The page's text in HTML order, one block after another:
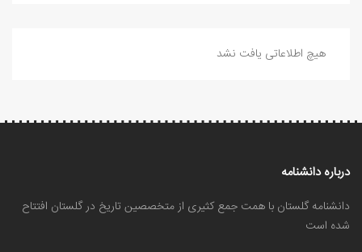
هیچ اطلاعاتی یافت نشد
درباره دانشنامه
دانشنامه گلستان با همت جمع کثیری از متخصصین تاریخ در گلستان افتتاح
شده است